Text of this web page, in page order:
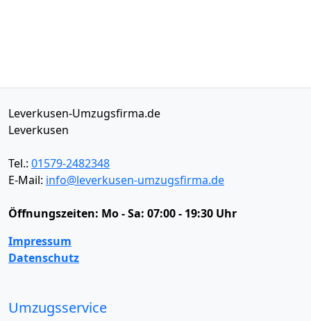
Leverkusen-Umzugsfirma.de
Leverkusen
Tel.: 01579-2482348
E-Mail: info@leverkusen-umzugsfirma.de
Öffnungszeiten: Mo - Sa: 07:00 - 19:30 Uhr
Impressum
Datenschutz
Umzugsservice